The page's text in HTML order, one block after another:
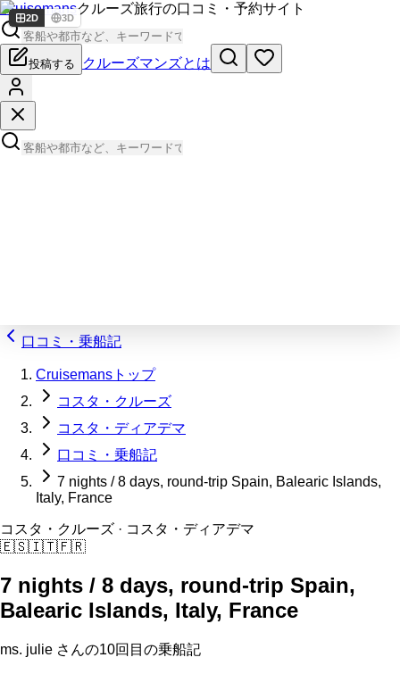
Cruisemansクルーズ旅行の口コミ・予約サイト
投稿する クルーズマンズとは
口コミ・乗船記
Cruisemansトップ
コスタ・クルーズ
コスタ・ディアデマ
口コミ・乗船記
7 nights / 8 days, round-trip Spain, Balearic Islands,
Italy, France
コスタ・クルーズ · コスタ・ディアデマ
🇪🇸🇮🇹🇫🇷
7 nights / 8 days, round-trip Spain,
Balearic Islands, Italy, France
ms. julie さんの10回目の乗船記
2D 3D